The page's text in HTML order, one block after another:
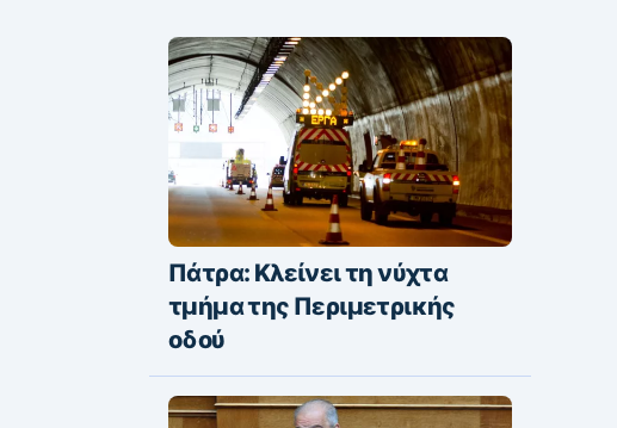
Πάτρα: Κλείνει τη νύχτα
τμήμα της Περιμετρικής
οδού